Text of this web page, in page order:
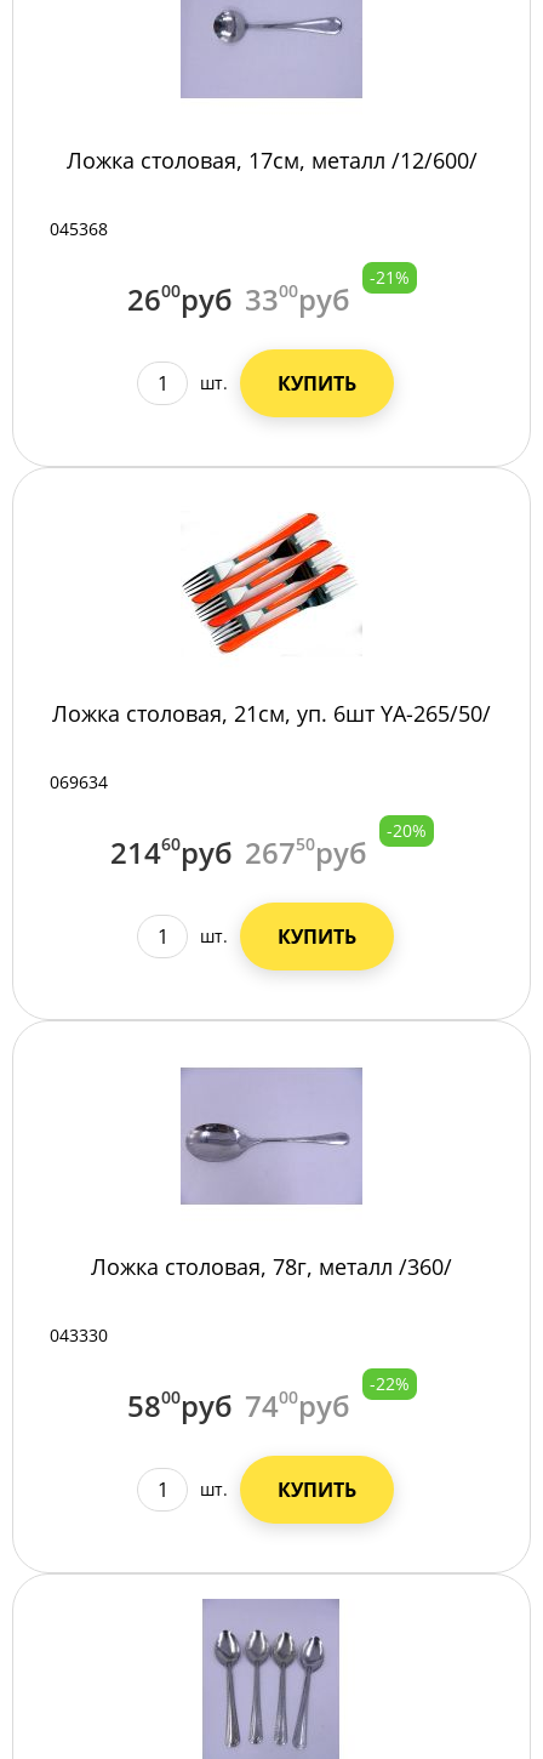
Ложка столовая, 17см, металл /12/600/
045368
2600руб 3300руб
-21%
шт. КУПИТЬ
Ложка столовая, 21см, уп. 6шт YA-265/50/
069634
21460руб 26750руб
-20%
шт. КУПИТЬ
Ложка столовая, 78г, металл /360/
043330
5800руб 7400руб
-22%
шт. КУПИТЬ